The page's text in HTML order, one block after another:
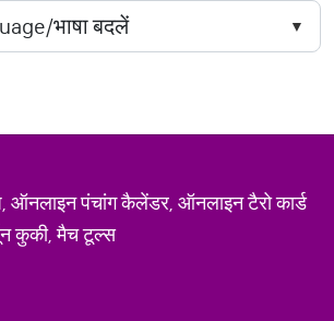
ऑनलाइन पंचांग कैलेंडर, ऑनलाइन टैरो कार्ड
कुकी, मैच टूल्स